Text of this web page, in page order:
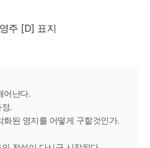
어난다.
.
된 영지를 어떻게 구할것인가.